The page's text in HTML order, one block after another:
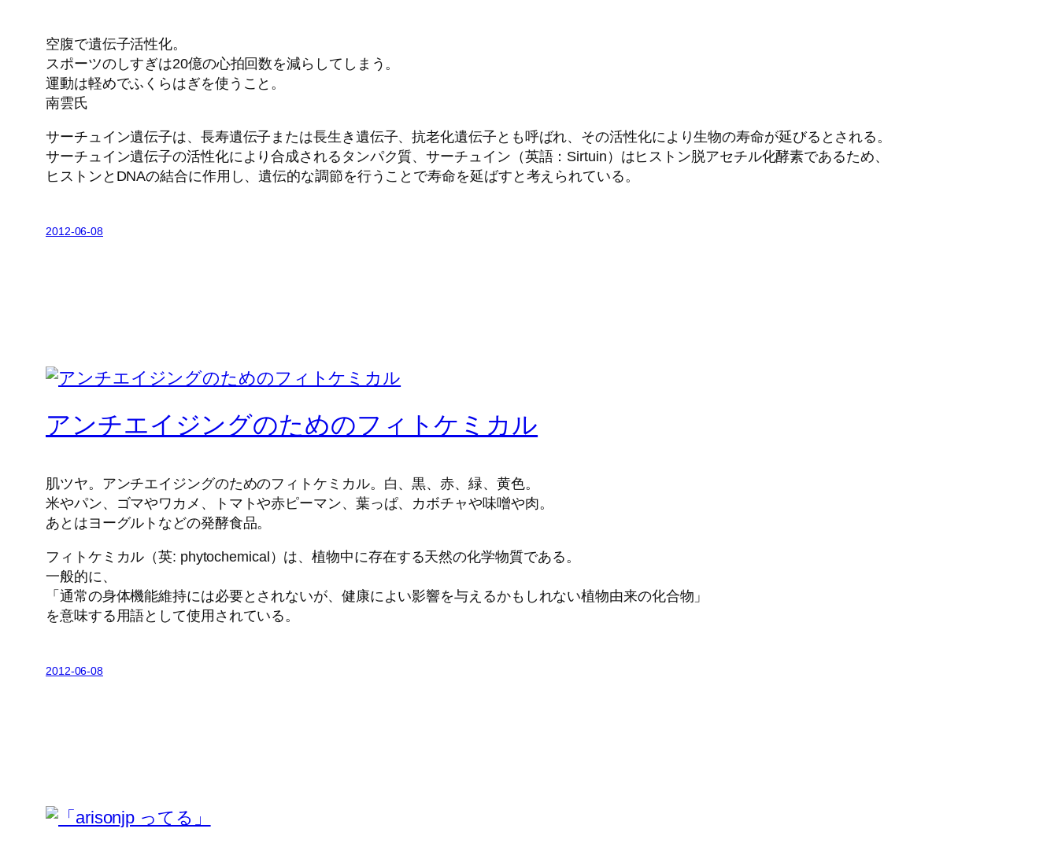
空腹で遺伝子活性化。
スポーツのしすぎは20億の心拍回数を減らしてしまう。
運動は軽めでふくらはぎを使うこと。
南雲氏
サーチュイン遺伝子は、長寿遺伝子または長生き遺伝子、抗老化遺伝子とも呼ばれ、その活性化により生物の寿命が延びるとされる。
サーチュイン遺伝子の活性化により合成されるタンパク質、サーチュイン（英語：Sirtuin）はヒストン脱アセチル化酵素であるため、
ヒストンとDNAの結合に作用し、遺伝的な調節を行うことで寿命を延ばすと考えられている。
2012-06-08
アンチエイジングのためのフィトケミカル
肌ツヤ。アンチエイジングのためのフィトケミカル。白、黒、赤、緑、黄色。
米やパン、ゴマやワカメ、トマトや赤ピーマン、葉っぱ、カボチャや味噌や肉。
あとはヨーグルトなどの発酵食品。
フィトケミカル（英: phytochemical）は、植物中に存在する天然の化学物質である。
一般的に、
「通常の身体機能維持には必要とされないが、健康によい影響を与えるかもしれない植物由来の化合物」
を意味する用語として使用されている。
2012-06-08